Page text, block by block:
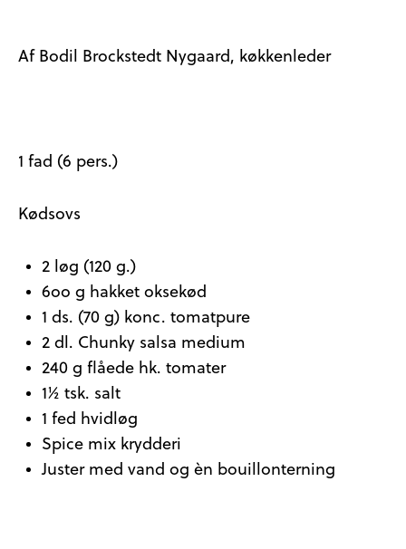
Af Bodil Brockstedt Nygaard, køkkenleder
1 fad (6 pers.)
Kødsovs
2 løg (120 g.)
6oo g hakket oksekød
1 ds. (70 g) konc. tomatpure
2 dl. Chunky salsa medium
240 g flåede hk. tomater
1½ tsk. salt
1 fed hvidløg
Spice mix krydderi
Juster med vand og èn bouillonterning